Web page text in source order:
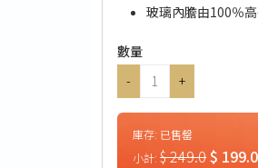
玻璃內膽由100％
數量
-
+
庫存: 已售罄
小計:$ 249.0$ 199.0